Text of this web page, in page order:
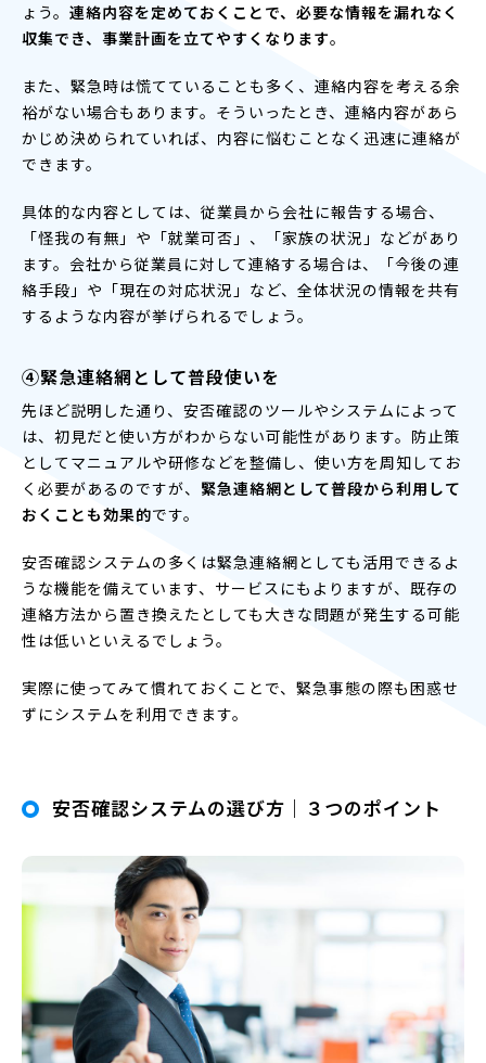
ょう。 連絡内容を定めておくことで、必要な情報を漏れなく
収集でき、事業計画を立てやすくなります。
また、緊急時は慌てていることも多く、連絡内容を考える余
裕がない場合もあります。そういったとき、連絡内容があら
かじめ決められていれば、内容に悩むことなく迅速に連絡が
できます。
具体的な内容としては、従業員から会社に報告する場合、
「怪我の有無」や「就業可否」、「家族の状況」などがあり
ます。会社から従業員に対して連絡する場合は、「今後の連
絡手段」や「現在の対応状況」など、全体状況の情報を共有
するような内容が挙げられるでしょう。
④緊急連絡網として普段使いを
先ほど説明した通り、安否確認のツールやシステムによって
は、初見だと使い方がわからない可能性があります。防止策
としてマニュアルや研修などを整備し、使い方を周知してお
く必要があるのですが、 緊急連絡網として普段から利用して
おくことも効果的です。
安否確認システムの多くは緊急連絡網としても活用できるよ
うな機能を備えています、サービスにもよりますが、既存の
連絡方法から置き換えたとしても大きな問題が発生する可能
性は低いといえるでしょう。
実際に使ってみて慣れておくことで、緊急事態の際も困惑せ
ずにシステムを利用できます。
安否確認システムの選び方｜３つのポイント